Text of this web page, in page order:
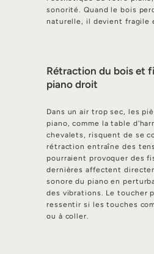
sonorité. Quand le bois
naturelle, il devient fragile
Rétraction du bois et
piano droit
Dans un air trop sec, les
piano, comme la table
chevalets, risquent de se
rétraction entraîne des
pourraient provoquer des
dernières affectent
sonore du piano en
des vibrations. Le toucher
ressentir si les touches
ou à coller.